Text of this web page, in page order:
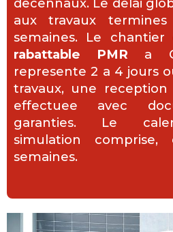
aux travaux
semaines. Le chantier
rabattable PMR a
represente 2 a 4 jours
travaux, une
effectuee avec
garanties. Le
simulation
semaines.